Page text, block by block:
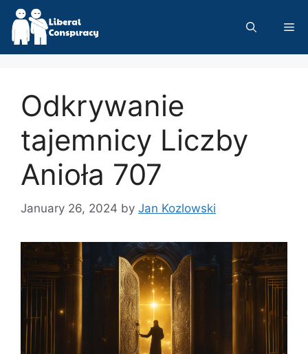
Skip
content
Odkrywanie
tajemnicy Liczby
Anioła 707
January 26, 2024 by Jan Kozlowski